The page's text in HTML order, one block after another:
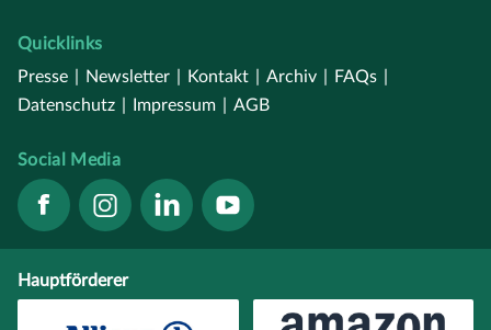
Quicklinks
Presse
Newsletter Kontakt Archiv FAQs
Datenschutz
Impressum AGB
Social Media
Hauptförderer